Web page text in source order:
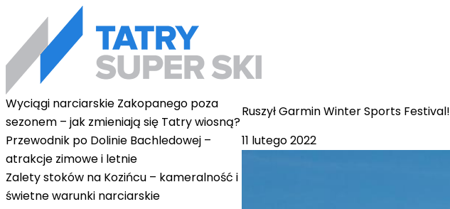
Wyciągi narciarskie Zakopanego poza
sezonem – jak zmieniają się Tatry wiosną?
Przewodnik po Dolinie Bachledowej –
atrakcje zimowe i letnie
Zalety stoków na Kozińcu – kameralność i
świetne warunki narciarskie
Ruszył Garmin Winter Sports Festival!
11 lutego 2022